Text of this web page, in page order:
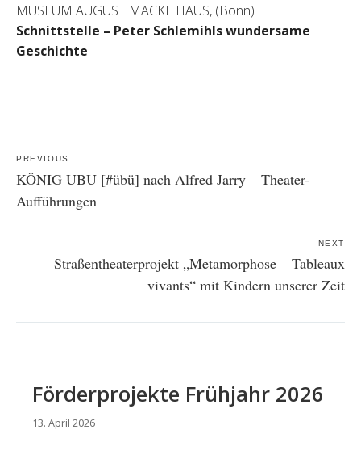
MUSEUM AUGUST MACKE HAUS, (Bonn)
Schnittstelle – Peter Schlemihls wundersame
Geschichte
navigation
PREVIOUS
KÖNIG UBU [#übü] nach Alfred Jarry – Theater-
Aufführungen
NEXT
Straßentheaterprojekt „Metamorphose – Tableaux
vivants“ mit Kindern unserer Zeit
Förderprojekte Frühjahr 2026
13. April 2026